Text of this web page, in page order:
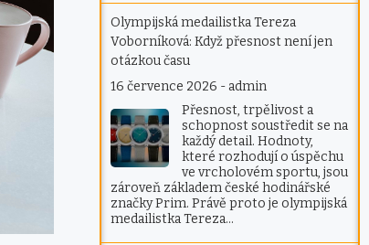
Olympijská medailistka Tereza
Voborníková: Když přesnost není jen
otázkou času
16 července 2026 - admin
Přesnost, trpělivost a
schopnost soustředit se na
každý detail. Hodnoty,
které rozhodují o úspěchu
ve vrcholovém sportu, jsou
zároveň základem české hodinářské
značky Prim. Právě proto je olympijská
medailistka Tereza…